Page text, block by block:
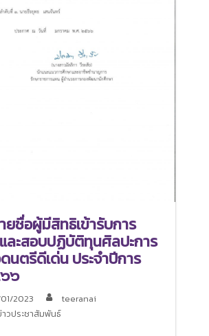
ยชื่อผู้มีสิทธิเข้ารับการ
ะสอบปฏิบัติทุนศิลปะการ
นตรีดีเด่น ประจำปีการ
๖
2023
teeranai
วประชาสัมพันธ์